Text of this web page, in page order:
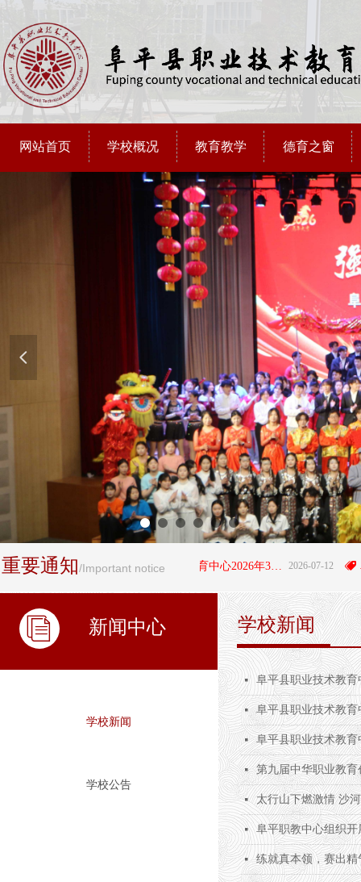
网站首页 学校概况 教育教学 德育之窗
넳
重要通知/Important notice 2026-07-12
뀄 阜平县职业技术教育中心2026年3+4"贯通培养项目拟录取学生名单公示 뀄
ꀢ 新闻中心
学校新闻
学校公告
学校新闻
넷 阜平县职业技术教
넷 阜平县职业技术教育
넷 阜平县职业技术教育
넷 第九届中华职业教
넷 太行山下燃激情 沙
넷 阜平职教中心组织
넷 练就真本领，赛出